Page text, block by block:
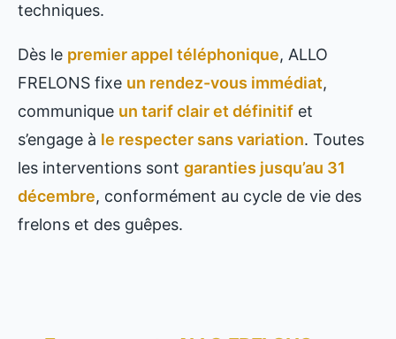
techniques.
Dès le premier appel téléphonique, ALLO
FRELONS fixe un rendez-vous immédiat,
communique un tarif clair et définitif et
s’engage à le respecter sans variation. Toutes
les interventions sont garanties jusqu’au 31
décembre, conformément au cycle de vie des
frelons et des guêpes.